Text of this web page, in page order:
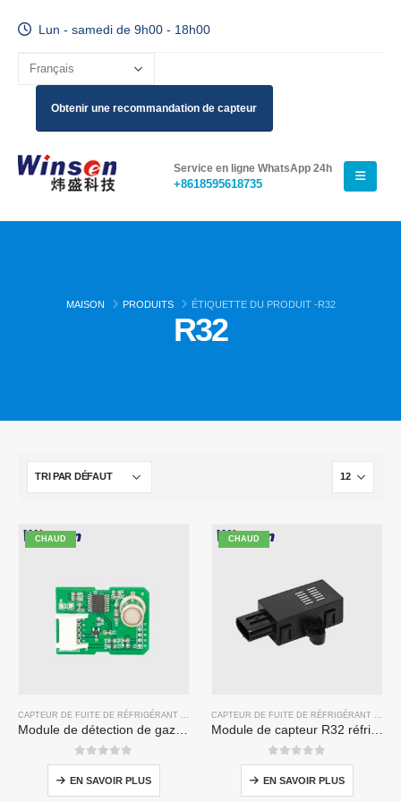
Lun - samedi de 9h00 - 18h00
Obtenir une recommandation de capteur
Service en ligne WhatsApp 24h
+8618595618735
MAISON PRODUITS ÉTIQUETTE DU PRODUIT -R32
R32
CHAUD
0sur 5
EN SAVOIR PLUS
CHAUD
0sur 5
EN SAVOIR PLUS